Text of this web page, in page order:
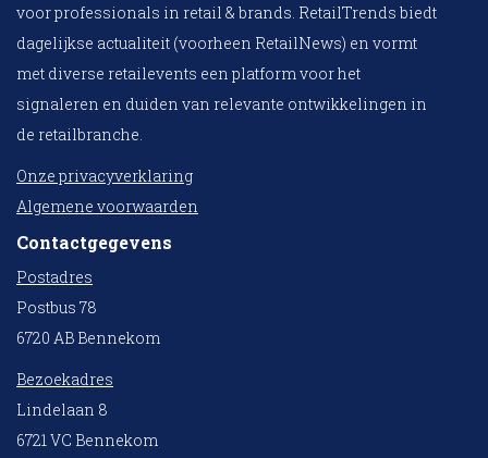
voor professionals in retail & brands. RetailTrends biedt
dagelijkse actualiteit (voorheen RetailNews) en vormt
met diverse retailevents een platform voor het
signaleren en duiden van relevante ontwikkelingen in
de retailbranche.
Onze privacyverklaring
Algemene voorwaarden
Contactgegevens
Postadres
Postbus 78
6720 AB Bennekom
Bezoekadres
Lindelaan 8
6721 VC Bennekom